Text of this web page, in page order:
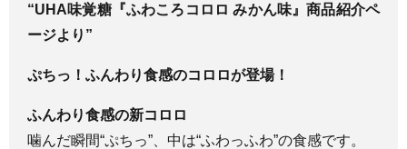
“UHA味覚糖『ふわころコロロ みかん味』商品紹介ペ
ージより”
ぷちっ！ふんわり食感のコロロが登場！
ふんわり食感の新コロロ
噛んだ瞬間“ぷちっ”、中は“ふわっふわ”の食感です。